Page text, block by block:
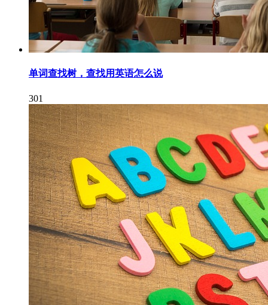
单词查找树，查找用英语怎么说
301